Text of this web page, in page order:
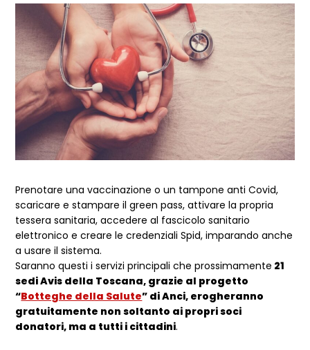
Dettagli Post Magazine
Prenotare una vaccinazione o un tampone anti Covid,
scaricare e stampare il green pass, attivare la propria
tessera sanitaria, accedere al fascicolo sanitario
elettronico e creare le credenziali Spid, imparando anche
a usare il sistema.
Saranno questi i servizi principali che prossimamente 21
sedi Avis della Toscana, grazie al progetto
“Botteghe della Salute” di Anci, erogheranno
gratuitamente non soltanto ai propri soci
donatori, ma a tutti i cittadini.